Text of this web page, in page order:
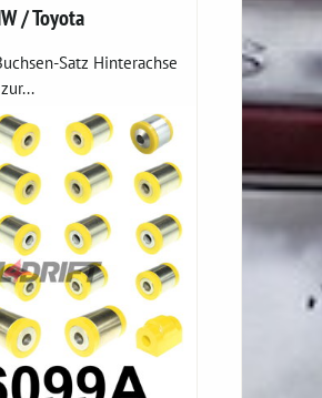
/ Toyota
Satz Hinterachse